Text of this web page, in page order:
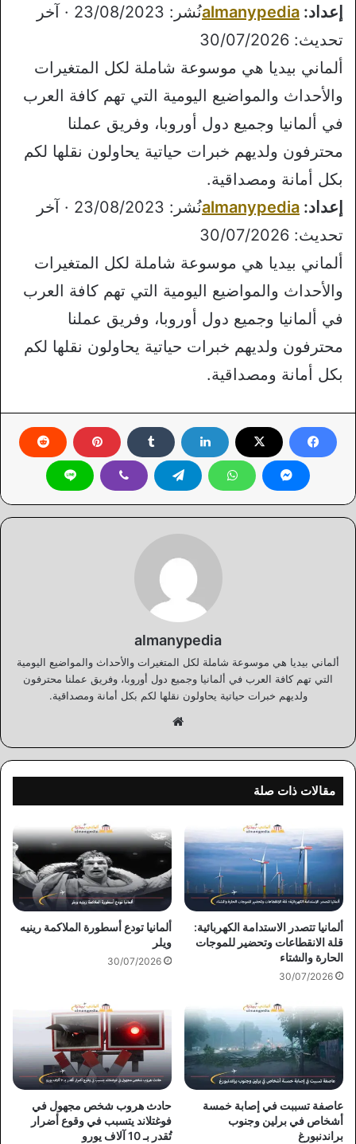
إعداد: almanypedia
نُشر: 23/08/2023 · آخر
تحديث: 30/07/2026
ألماني بيديا هي موسوعة شاملة لكل المتغيرات
والأحداث والمواضيع اليومية التي تهم كافة العرب
في ألمانيا وجميع دول أوروبا، وفريق عملنا
محترفون ولديهم خبرات حياتية يحاولون نقلها لكم
بكل أمانة ومصداقية.
إعداد: almanypedia
نُشر: 23/08/2023 · آخر
تحديث: 30/07/2026
ألماني بيديا هي موسوعة شاملة لكل المتغيرات
والأحداث والمواضيع اليومية التي تهم كافة العرب
في ألمانيا وجميع دول أوروبا، وفريق عملنا
محترفون ولديهم خبرات حياتية يحاولون نقلها لكم
بكل أمانة ومصداقية.
almanypedia
ألماني بيديا هي موسوعة شاملة لكل المتغيرات والأحداث والمواضيع اليومية
التي تهم كافة العرب في ألمانيا وجميع دول أوروبا، وفريق عملنا محترفون
ولديهم خبرات حياتية يحاولون نقلها لكم بكل أمانة ومصداقية.
مقالات ذات صلة
ألمانيا تتصدر الاستدامة الكهربائية:
قلة الانقطاعات وتحضير للموجات
الحارة والشتاء
30/07/2026
ألمانيا تودع أسطورة الملاكمة رينيه
ويلر
30/07/2026
عاصفة تسببت في إصابة خمسة
أشخاص في برلين وجنوب
براندنبورغ
حادث هروب شخص مجهول في
فوغتلاند يتسبب في وقوع أضرار
تُقدر بـ 10 آلاف يورو